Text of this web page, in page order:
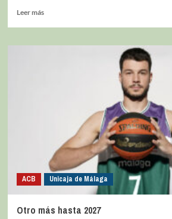
Leer más
ACB Unicaja de Málaga
Otro más hasta 2027